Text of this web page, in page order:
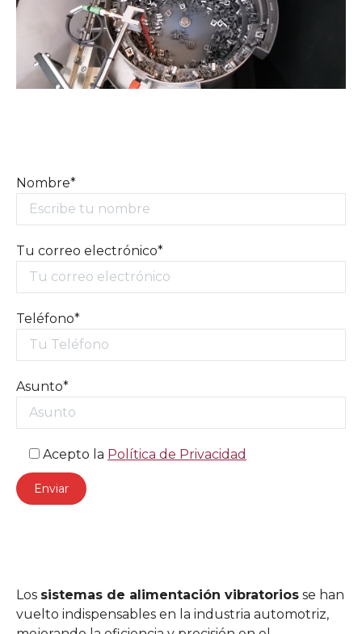
Nombre*
Tu correo electrónico*
Teléfono*
Asunto*
Acepto la Política de Privacidad
Los sistemas de alimentación vibratorios se han
vuelto indispensables en la industria automotriz,